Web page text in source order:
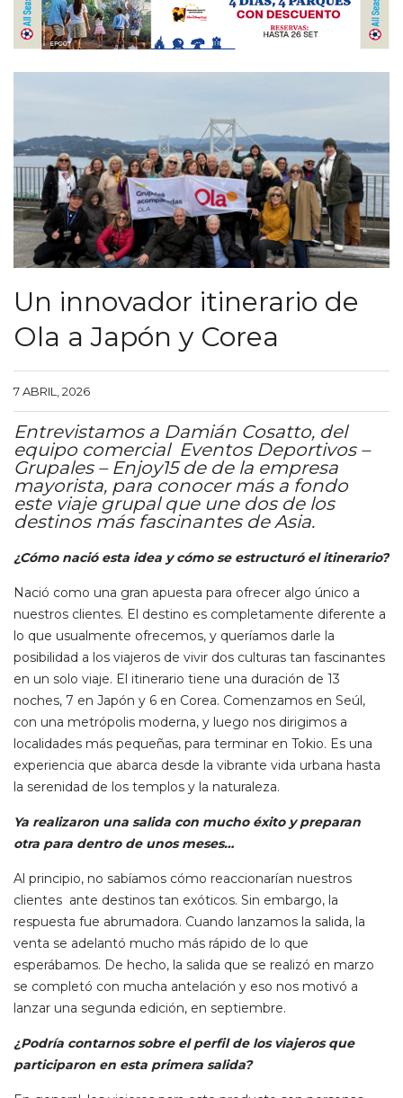
Un innovador itinerario de
Ola a Japón y Corea
7 ABRIL, 2026
Entrevistamos a Damián Cosatto, del
equipo comercial Eventos Deportivos –
Grupales – Enjoy15 de de la empresa
mayorista, para conocer más a fondo
este viaje grupal que une dos de los
destinos más fascinantes de Asia.
¿Cómo nació esta idea y cómo se estructuró el itinerario?
Nació como una gran apuesta para ofrecer algo único a
nuestros clientes. El destino es completamente diferente a
lo que usualmente ofrecemos, y queríamos darle la
posibilidad a los viajeros de vivir dos culturas tan fascinantes
en un solo viaje. El itinerario tiene una duración de 13
noches, 7 en Japón y 6 en Corea. Comenzamos en Seúl,
con una metrópolis moderna, y luego nos dirigimos a
localidades más pequeñas, para terminar en Tokio. Es una
experiencia que abarca desde la vibrante vida urbana hasta
la serenidad de los templos y la naturaleza.
Ya realizaron una salida con mucho éxito y preparan
otra para dentro de unos meses…
Al principio, no sabíamos cómo reaccionarían nuestros
clientes ante destinos tan exóticos. Sin embargo, la
respuesta fue abrumadora. Cuando lanzamos la salida, la
venta se adelantó mucho más rápido de lo que
esperábamos. De hecho, la salida que se realizó en marzo
se completó con mucha antelación y eso nos motivó a
lanzar una segunda edición, en septiembre.
¿Podría contarnos sobre el perfil de los viajeros que
participaron en esta primera salida?